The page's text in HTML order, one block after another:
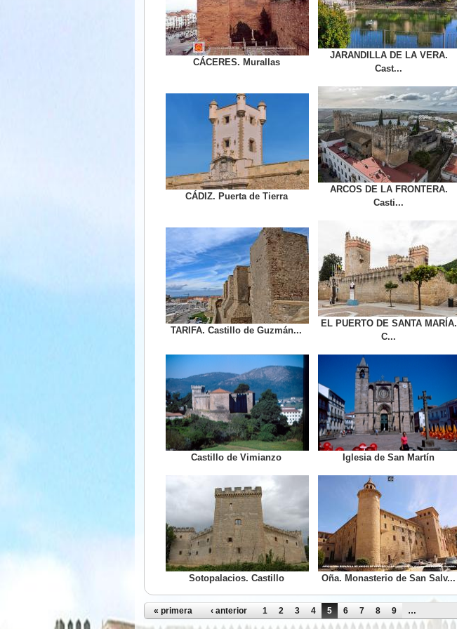
CÁCERES. Murallas
JARANDILLA DE LA VERA.
Cast...
CÁDIZ. Puerta de Tierra
ARCOS DE LA FRONTERA.
Casti...
TARIFA. Castillo de Guzmán...
EL PUERTO DE SANTA MARÍA.
C...
Castillo de Vimianzo Iglesia de San Martín
Sotopalacios. Castillo Oña. Monasterio de San Salv...
Páginas
« primera ‹ anterior 1 2 3 4 5 6 7 8 9 …